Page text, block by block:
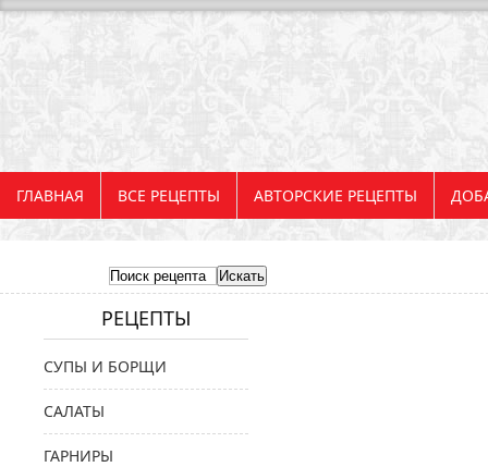
ГЛАВНАЯ ВСЕ РЕЦЕПТЫ АВТОРСКИЕ РЕЦЕПТЫ
РЕЦЕПТЫ
СУПЫ И БОРЩИ
САЛАТЫ
ГАРНИРЫ